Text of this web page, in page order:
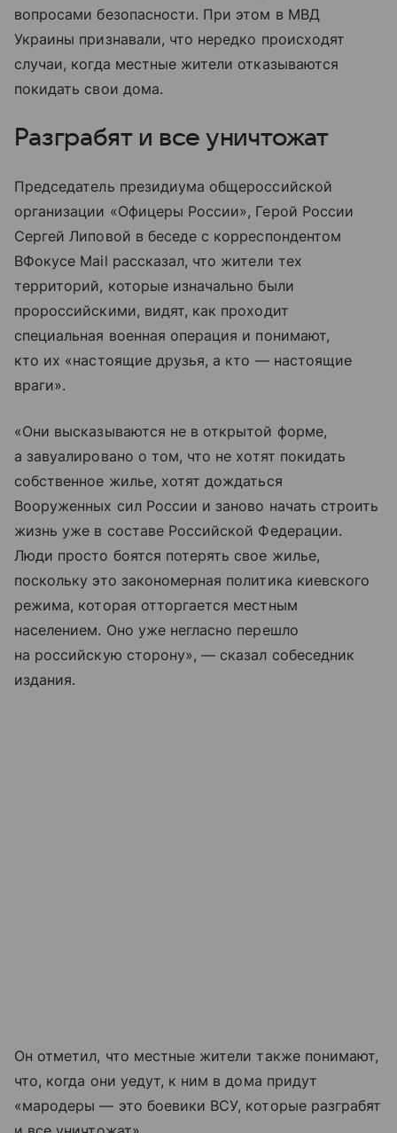
вопросами безопасности. При этом в МВД
Украины признавали, что нередко происходят
случаи, когда местные жители отказываются
покидать свои дома.
Разграбят и все уничтожат
Председатель президиума общероссийской
организации «Офицеры России», Герой России
Сергей Липовой в беседе с корреспондентом
ВФокусе Mail рассказал, что жители тех
территорий, которые изначально были
пророссийскими, видят, как проходит
специальная военная операция и понимают,
кто их «настоящие друзья, а кто — настоящие
враги».
«Они высказываются не в открытой форме,
а завуалировано о том, что не хотят покидать
собственное жилье, хотят дождаться
Вооруженных сил России и заново начать строить
жизнь уже в составе Российской Федерации.
Люди просто боятся потерять свое жилье,
поскольку это закономерная политика киевского
режима, которая отторгается местным
населением. Оно уже негласно перешло
на российскую сторону», — сказал собеседник
издания.
Он отметил, что местные жители также понимают,
что, когда они уедут, к ним в дома придут
«мародеры — это боевики ВСУ, которые разграбят